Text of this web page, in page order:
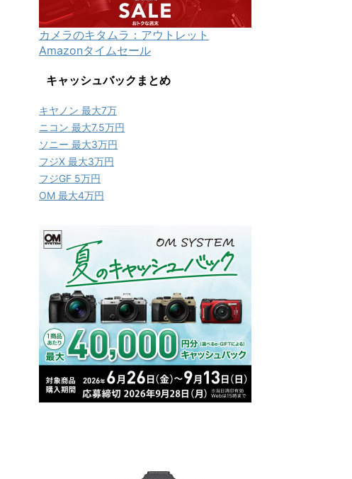
カメラのキタムラ：アウトレット
Amazonタイムセール
キャッシュバックまとめ
キヤノン 最大7万
ニコン 最大7.5万円
ソニー 最大3万円
フジX 最大3万円
フジGF 5万円
OM 最大4万円